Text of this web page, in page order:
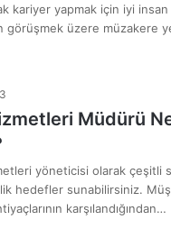
kariyer yapmak için iyi
görüşmek üzere müzakere
Müdürü
yöneticisi olarak çeşitli
hedefler sunabilirsiniz.
karşılandığından…